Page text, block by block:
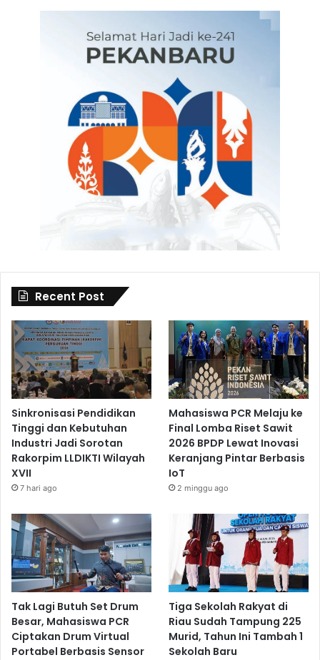
Recent Post
Sinkronisasi Pendidikan
Tinggi dan Kebutuhan
Industri Jadi Sorotan
Rakorpim LLDIKTI Wilayah
XVII
7 hari ago
Mahasiswa PCR Melaju ke
Final Lomba Riset Sawit
2026 BPDP Lewat Inovasi
Keranjang Pintar Berbasis
IoT
2 minggu ago
Tak Lagi Butuh Set Drum
Besar, Mahasiswa PCR
Ciptakan Drum Virtual
Portabel Berbasis Sensor
Tiga Sekolah Rakyat di
Riau Sudah Tampung 225
Murid, Tahun Ini Tambah 1
Sekolah Baru